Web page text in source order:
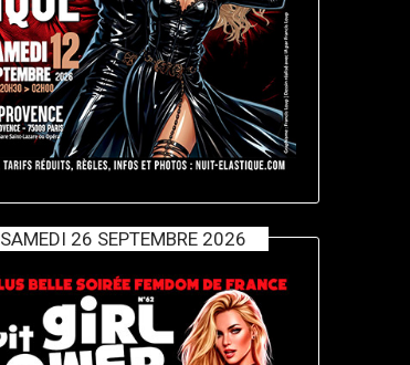
SAMEDI 26 SEPTEMBRE 2026